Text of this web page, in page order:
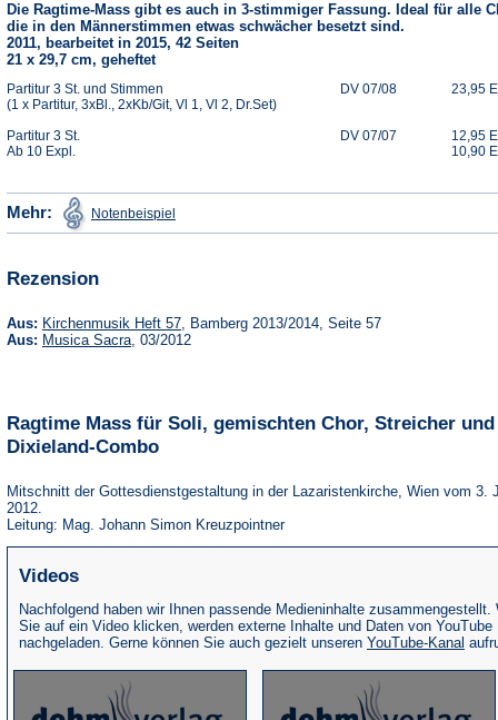
Die Ragtime-Mass gibt es auch in 3-stimmiger Fassung. Ideal für alle
die in den Männerstimmen etwas schwächer besetzt sind.
2011, bearbeitet in 2015, 42 Seiten
21 x 29,7 cm, geheftet
Partitur 3 St. und Stimmen
(1 x Partitur, 3xBl., 2xKb/Git, Vl 1, Vl 2, Dr.Set)
DV 07/08 23,95
Partitur 3 St. DV 07/07
12,95
Ab 10 Expl.
10,90
Mehr: Notenbeispiel in
einem
Rezension
Aus: Kirchenmusik Heft 57(Öffnet
in
, Bamberg 2013/2014, Seite 57
Aus: Musica Sacra(Öffnet
, 03/2012
Ragtime Mass für Soli, gemischten Chor, Streicher und
Dixieland-Combo
Mitschnitt der Gottesdienstgestaltung in der Lazaristenkirche, Wien vom 3.
2012.
Leitung: Mag. Johann Simon Kreuzpointner
Videos
Nachfolgend haben wir Ihnen passende Medieninhalte zusammengestellt.
Sie auf ein Video klicken, werden externe Inhalte und Daten von YouTube
nachgeladen. Gerne können Sie auch gezielt unseren YouTube-Kanal